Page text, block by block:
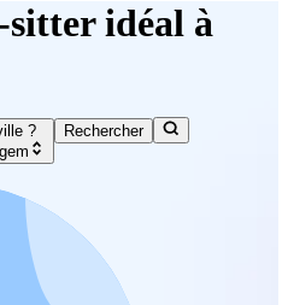
sitter idéal à
?
Rechercher